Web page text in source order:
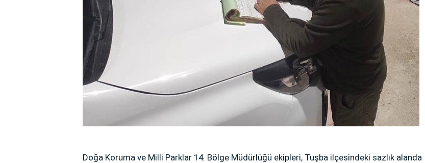
Doğa Koruma ve Milli Parklar 14. Bölge Müdürlüğü ekipleri, Tuşba ilçesindeki sazlık alanda